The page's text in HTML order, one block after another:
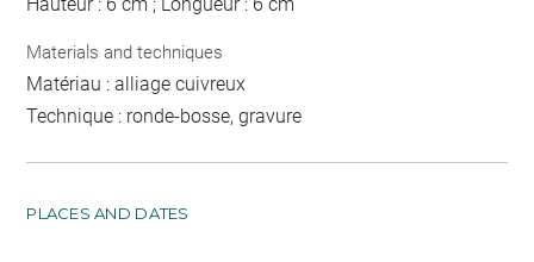
Materials and techniques
Matériau : alliage cuivreux
Technique : ronde-bosse, gravure
PLACES AND DATES